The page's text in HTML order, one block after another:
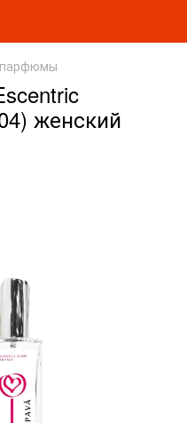
женский